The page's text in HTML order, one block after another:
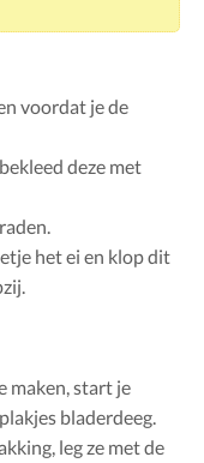
voordat je de
deze met
het ei en klop dit
maken, start je
bladerdeeg.
leg ze met de